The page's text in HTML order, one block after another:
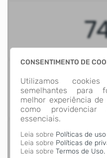
CONSENTIMENTO DE
Utilizamos
semelhantes para
melhor experiência de
como providenciar
essenciais.
Leia sobre Políticas de
Leia sobre Políticas de
Leia sobre Termos de Uso.
7%